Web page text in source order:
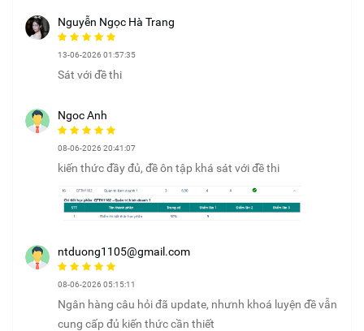
Nguyễn Ngọc Hà Trang
13-06-2026 01:57:35
Sát với đề thi
Ngoc Anh
08-06-2026 20:41:07
kiến thức đầy đủ, đề ôn tập khá sát với đề thi
ntduong1105@gmail.com
08-06-2026 05:15:11
Ngân hàng câu hỏi đã update, nhưnh khoá luyện đề vẫn
cung cấp đủ kiến thức cần thiết